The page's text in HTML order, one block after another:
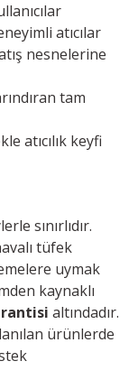
atıcılar
nesnelerine
tam
atıcılık keyfi
sınırlıdır.
tüfek
uymak
kaynaklı
altındadır.
ürünlerde